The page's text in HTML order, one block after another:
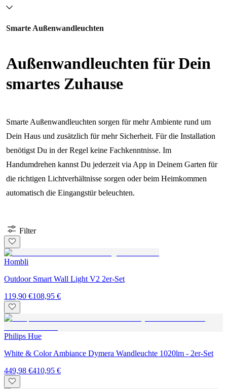
Smarte Außenwandleuchten
Außenwandleuchten für Dein
smartes Zuhause
Smarte Außenwandleuchten sorgen für mehr Ambiente rund um
Dein Haus und zusätzlich für mehr Sicherheit. Für die Installation
benötigst Du in der Regel keine Fachkenntnisse. Im
Handumdrehen kannst Du jederzeit via App in Deinem Garten für
die richtigen Lichtverhältnisse sorgen oder beim Heimkommen
automatisch die Eingangstür beleuchten.
Filter
Hombli
Outdoor Smart Wall Light V2 2er-Set
119,90 €108,95 €
Philips Hue
White & Color Ambiance Dymera Wandleuchte 1020lm - 2er-Set
449,98 €410,95 €